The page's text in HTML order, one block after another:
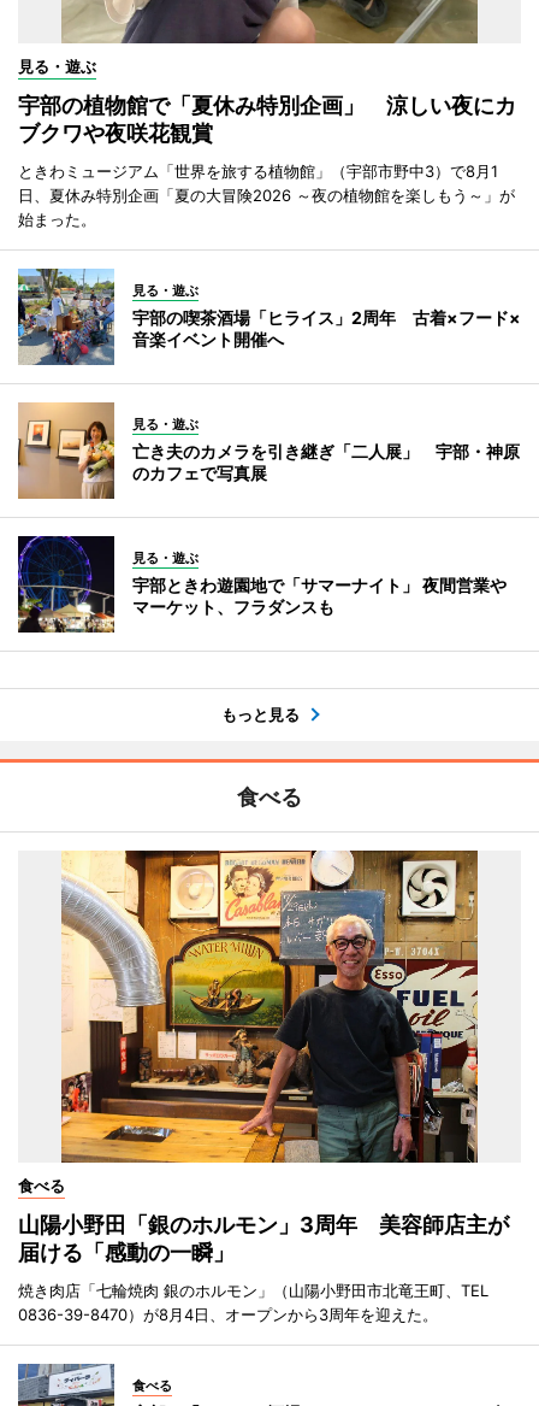
見る・遊ぶ
宇部の植物館で「夏休み特別企画」 涼しい夜にカ
ブクワや夜咲花観賞
ときわミュージアム「世界を旅する植物館」（宇部市野中3）で8月1
日、夏休み特別企画「夏の大冒険2026 ～夜の植物館を楽しもう～」が
始まった。
見る・遊ぶ
宇部の喫茶酒場「ヒライス」2周年 古着×フード×
音楽イベント開催へ
見る・遊ぶ
亡き夫のカメラを引き継ぎ「二人展」 宇部・神原
のカフェで写真展
見る・遊ぶ
宇部ときわ遊園地で「サマーナイト」 夜間営業や
マーケット、フラダンスも
もっと見る
食べる
食べる
山陽小野田「銀のホルモン」3周年 美容師店主が
届ける「感動の一瞬」
焼き肉店「七輪焼肉 銀のホルモン」（山陽小野田市北竜王町、TEL
0836-39-8470）が8月4日、オープンから3周年を迎えた。
食べる